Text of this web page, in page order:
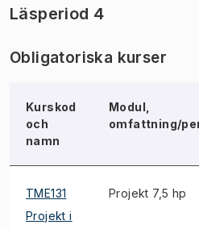
Läsperiod 4
Obligatoriska kurser
Kurskod
och
namn
Modul,
omfattning/
TME131
Projekt i
Projekt 7,5 hp